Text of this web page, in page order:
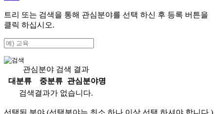
트리 또는 검색을 통해 관심분야를 선택 하신 후 등록 버튼을
클릭 하십시오.
관심분야 검색 결과
대분류
중분류
관심분야명
검색결과가 없습니다.